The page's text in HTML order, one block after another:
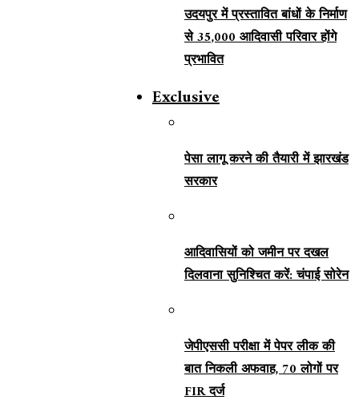
उदयपुर में प्रस्तावित बांधों के निर्माण
से 35,000 आदिवासी परिवार होंगे
प्रभावित
Exclusive
पेसा लागू करने की तैयारी में झारखंड
सरकार
आदिवासियों को जमीन पर दखल
दिलवाना सुनिश्चित करें: चंपाई सोरेन
जेपीएससी परीक्षा में पेपर लीक की
बात निकली अफवाह, 70 लोगों पर
FIR दर्ज